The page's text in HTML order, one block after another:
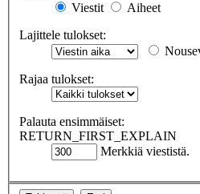
Viestit
Aiheet
Lajittele tulokset:
Rajaa tulokset:
Palauta ensimmäiset:
RETURN_FIRST_EXPLAIN
Merkkiä viestistä.